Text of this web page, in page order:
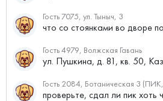
Гость 7075, ул. Тыныч, 3
Гость 4979, Волжская Гавань
ул. Пушкина, д. 81, кв. 50,